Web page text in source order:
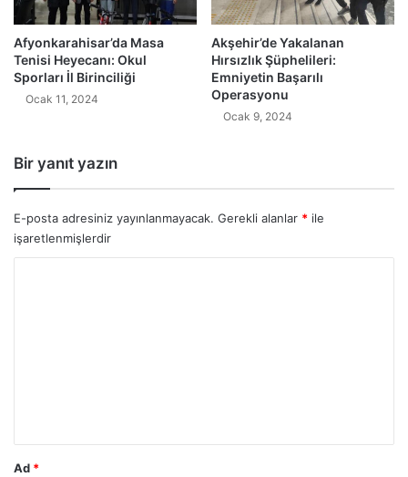
Afyonkarahisar’da Masa
Tenisi Heyecanı: Okul
Sporları İl Birinciliği
Ocak 11, 2024
Akşehir’de Yakalanan
Hırsızlık Şüphelileri:
Emniyetin Başarılı
Operasyonu
Ocak 9, 2024
Bir yanıt yazın
E-posta adresiniz yayınlanmayacak. Gerekli alanlar * ile
işaretlenmişlerdir
Ad *